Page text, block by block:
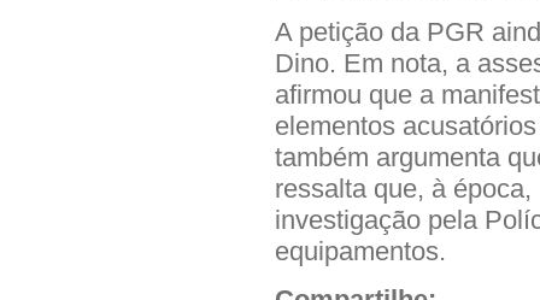
A petição da PGR
Dino. Em nota, a
afirmou que a
elementos
também argumenta
ressalta que, à
investigação pela
equipamentos.